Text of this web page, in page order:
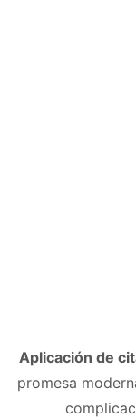
Aplicación de
promesa